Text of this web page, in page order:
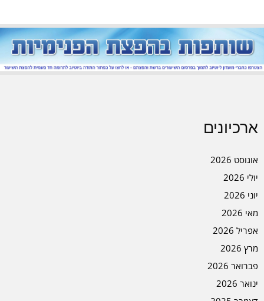
ארכיונים
אוגוסט 2026
יולי 2026
יוני 2026
מאי 2026
אפריל 2026
מרץ 2026
פברואר 2026
ינואר 2026